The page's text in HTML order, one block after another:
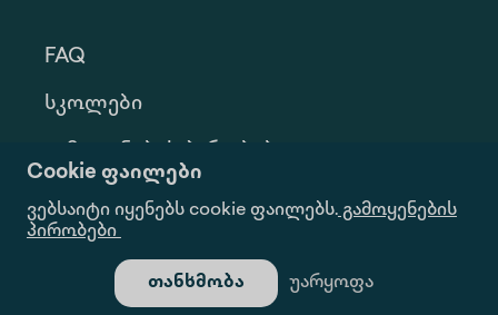
Cookie ფაილები
ვებსაიტი იყენებს cookie ფაილებს.გამოყენების
პირობები
უარყოფა
თანხმობა
FAQ
Სკოლები
Კონფ. Პოლიტიკა
Ინფორმაციის Მოთხოვნა
Გალერეა